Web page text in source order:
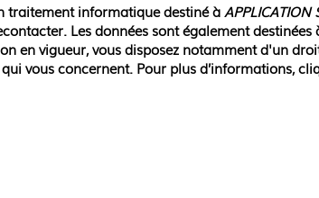
traitement informatique destiné àAPPLICATION
Les données sont également
en vigueur, vous disposez notamment d'un
vous concernent. Pour plus d’informations,